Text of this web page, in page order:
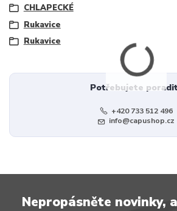
CHLAPECKÉ
Rukavice
Rukavice
Potřebujete
+420 733 512 496
info@capushop.cz
Nepropásněte novinky,